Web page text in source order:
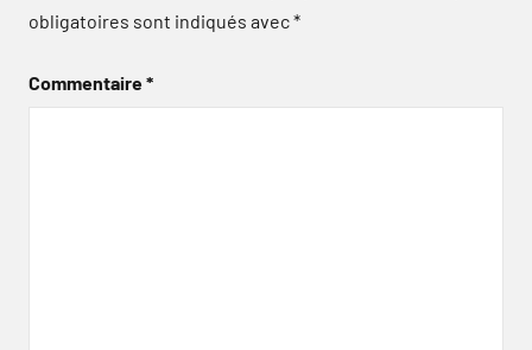
obligatoires sont indiqués avec*
Commentaire*